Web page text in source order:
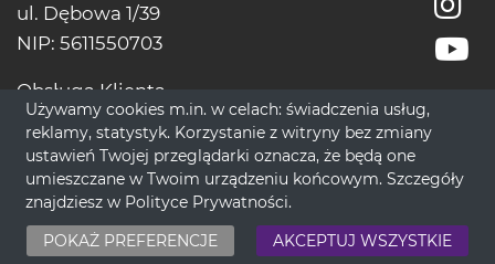
ul. Dębowa 1/39
NIP: 5611550703
Obsługa Klienta
tel.: +48228966666
bok[@]wrozbytarot.online
ponadczasową Ezoterykę.
Używamy cookies m.in. w celach: świadczenia usług,
reklamy, statystyk. Korzystanie z witryny bez zmiany
ustawień Twojej przeglądarki oznacza, że będą one
umieszczane w Twoim urządzeniu końcowym. Szczegóły
znajdziesz w Polityce Prywatności.
POKAŻ PREFERENCJE
AKCEPTUJ WSZYSTKIE